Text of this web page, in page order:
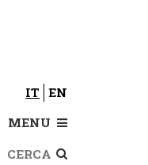
IT EN
MENU